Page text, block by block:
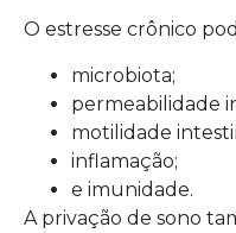
O estresse crônico
microbiota;
permeabilidade
motilidade
inflamação;
e imunidade.
A privação de sono